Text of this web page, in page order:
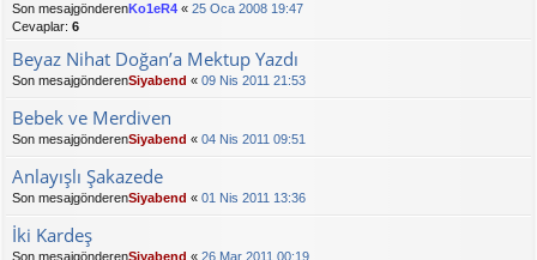
Son mesajgönderenKo1eR4 « 25 Oca 2008 19:47
Cevaplar: 6
Beyaz Nihat Doğan’a Mektup Yazdı
Son mesajgönderenSiyabend « 09 Nis 2011 21:53
Bebek ve Merdiven
Son mesajgönderenSiyabend « 04 Nis 2011 09:51
Anlayışlı Şakazede
Son mesajgönderenSiyabend « 01 Nis 2011 13:36
İki Kardeş
Son mesajgönderenSiyabend « 26 Mar 2011 00:19